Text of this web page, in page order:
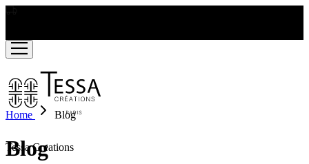
Tessa Creations
Home Blog
Blog